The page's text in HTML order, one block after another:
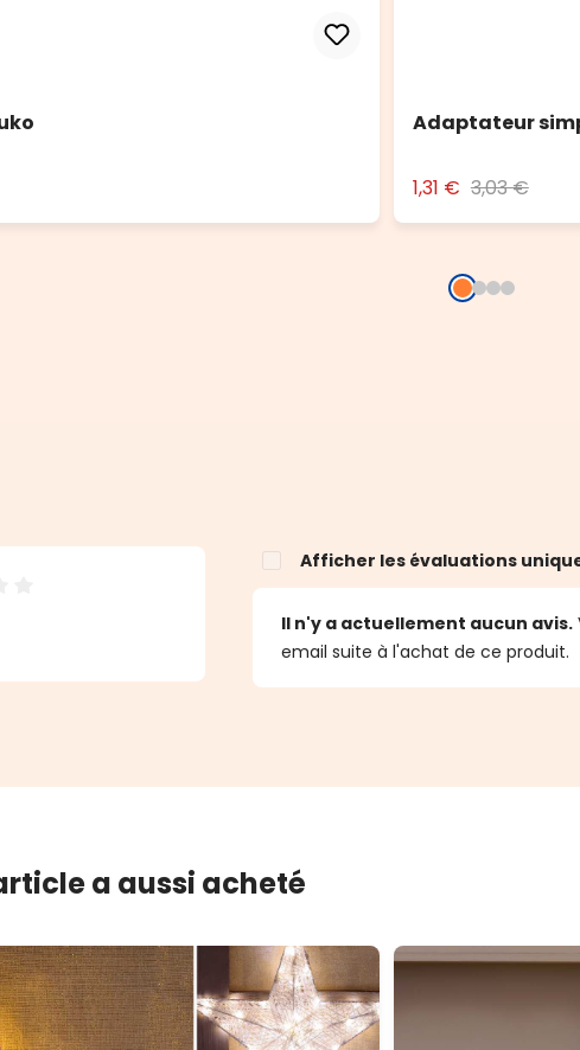
Adaptateur
1,31 € 3,03 €
de 0 sur 5 étoiles
Afficher les évaluations
Il n'y a actuellement aucun avis.
email suite à l'achat de ce produit.
a aussi acheté